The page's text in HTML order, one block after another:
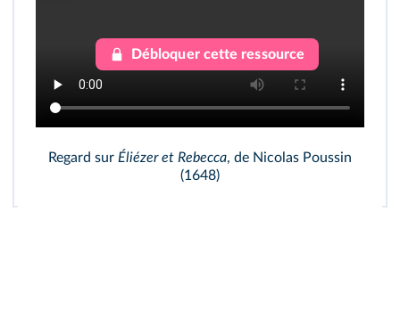
Regard sur Éliézer et Rebecca, de Nicolas Poussin
(1648)
Débloquer cette ressource